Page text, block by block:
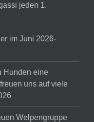
jeden 1.
im Juni 2026-
Hunden eine
uns auf viele
Welpengruppe